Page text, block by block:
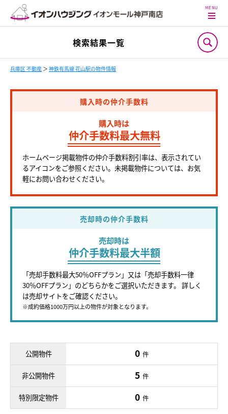
検索結果一覧
兵庫区 不動産 ＞ 神鉄有馬線 花山駅の物件情報
購入時の仲介手数料
購入時は
仲介手数料最大無料
ホームページ掲載物件の仲介手数料割引率は、表示されてい
るアイコンをご参照ください。未掲載物件については、お気
軽にお問い合わせください。
売却時の仲介手数料
売却時は
仲介手数料最大半額
「売却手数料最大50％OFFプラン」又は「売却手数料一律
30％OFFプラン」のどちらかをご選択いただきます。 詳しく
は売却サイトをご確認ください。
※成約価格1000万円以上の物件が対象となります。
公開物件 0 件
非公開物件 5 件
特別限定物件 0 件